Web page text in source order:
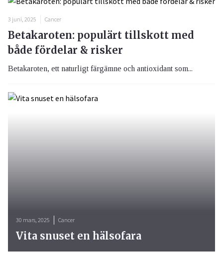
3 juni, 2025 Cancer
Betakaroten: populärt tillskott med
både fördelar & risker
Betakaroten, ett naturligt färgämne och antioxidant som...
30 mars, 2025 Cancer
Vita snuset en hälsofara